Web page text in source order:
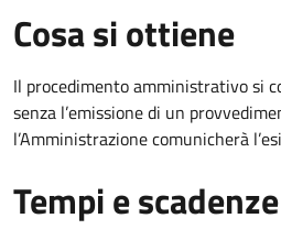
Cosa si ottiene
Il procedimento amministrativo si
senza l’emissione di un
l’Amministrazione comunicherà
Tempi e scadenze